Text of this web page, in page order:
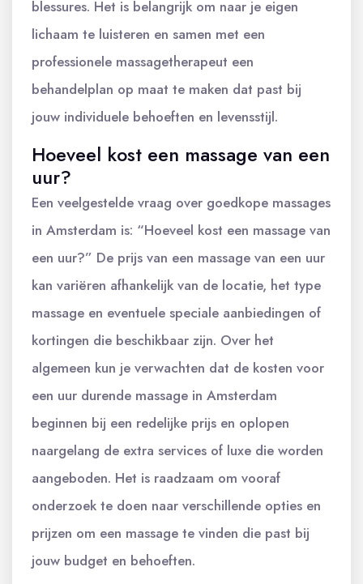
blessures. Het is belangrijk om naar je eigen
lichaam te luisteren en samen met een
professionele massagetherapeut een
behandelplan op maat te maken dat past bij
jouw individuele behoeften en levensstijl.
Hoeveel kost een massage van een
uur?
Een veelgestelde vraag over goedkope massages
in Amsterdam is: “Hoeveel kost een massage van
een uur?” De prijs van een massage van een uur
kan variëren afhankelijk van de locatie, het type
massage en eventuele speciale aanbiedingen of
kortingen die beschikbaar zijn. Over het
algemeen kun je verwachten dat de kosten voor
een uur durende massage in Amsterdam
beginnen bij een redelijke prijs en oplopen
naargelang de extra services of luxe die worden
aangeboden. Het is raadzaam om vooraf
onderzoek te doen naar verschillende opties en
prijzen om een massage te vinden die past bij
jouw budget en behoeften.